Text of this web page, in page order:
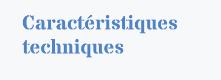
Caractéristiques
techniques